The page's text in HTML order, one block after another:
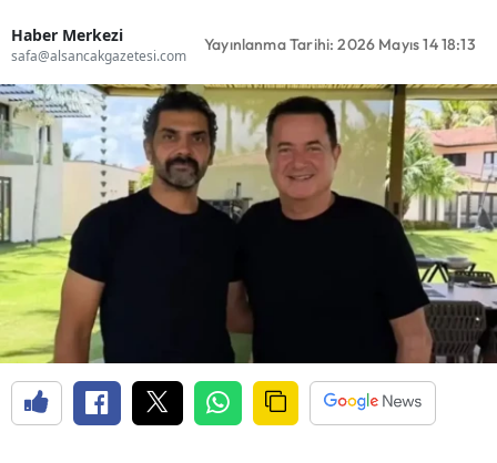
Haber Merkezi
safa@alsancakgazetesi.com
Yayınlanma Tarihi: 2026 Mayıs 14 18:13